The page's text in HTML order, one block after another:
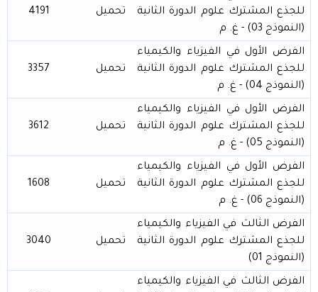
للجذع المشترك علوم الدورة الثانية
(النموذج 03) - غ. م
تحميل 4191
الفرض الأول في الفيزياء والكيمياء
للجذع المشترك علوم الدورة الثانية
(النموذج 04) - غ. م
تحميل 3357
الفرض الأول في الفيزياء والكيمياء
للجذع المشترك علوم الدورة الثانية
(النموذج 05) - غ. م
تحميل 3612
الفرض الأول في الفيزياء والكيمياء
للجذع المشترك علوم الدورة الثانية
(النموذج 06) - غ. م
تحميل 1608
الفرض الثالث في الفيزياء والكيمياء
للجذع المشترك علوم الدورة الثانية
(النموذج 01)
تحميل 3040
الفرض الثالث في الفيزياء والكيمياء